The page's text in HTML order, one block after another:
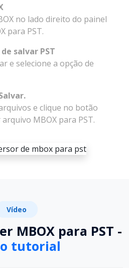
no lado direito do painel
para PST.
salvar PST
e selecione a opção de
e clique no botão
MBOX para PST.
Vídeo
MBOX para PST -
tutorial